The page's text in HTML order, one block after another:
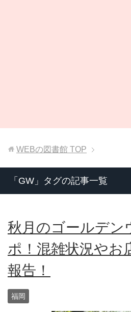
WEBの図書館 TOP
「GW」タグの記事一覧
秋月のゴールデン
ポ！混雑状況やお
報告！
福岡